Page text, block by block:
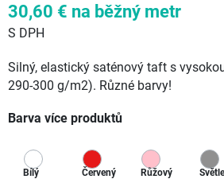
30,60 € na běžný metr
S DPH
Silný, elastický saténový taft s
290-300 g/m2). Různé barvy!
Barva více produktů
Bílý Červený Růžový
Světle